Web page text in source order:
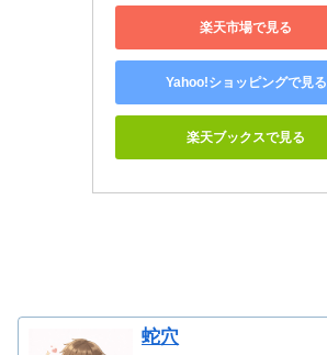
楽天市場で見る
Yahoo!ショッピングで見る
楽天ブックスで見る
蛇穴